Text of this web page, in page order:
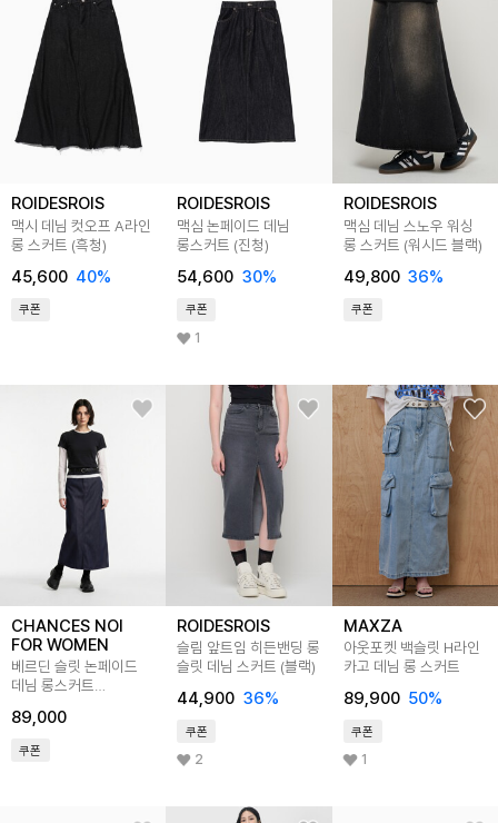
ROIDESROIS
맥시 데님 컷오프 A라인
롱 스커트 (흑청)
45,600 40%
쿠폰
ROIDESROIS
맥심 논페이드 데님
롱스커트 (진청)
54,600 30%
쿠폰
1
ROIDESROIS
맥심 데님 스노우 워싱
롱 스커트 (워시드 블랙)
49,800 36%
쿠폰
CHANCES NOI
FOR WOMEN
베르딘 슬릿 논페이드
데님 롱스커트
89,000
쿠폰
ROIDESROIS
슬림 앞트임 히든밴딩 롱
슬릿 데님 스커트 (블랙)
44,900 36%
쿠폰
2
MAXZA
아웃포켓 백슬릿 H라인
카고 데님 롱 스커트
89,900 50%
쿠폰
1